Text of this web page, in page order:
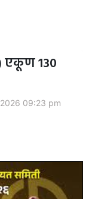
एकूण 130
09:23 pm